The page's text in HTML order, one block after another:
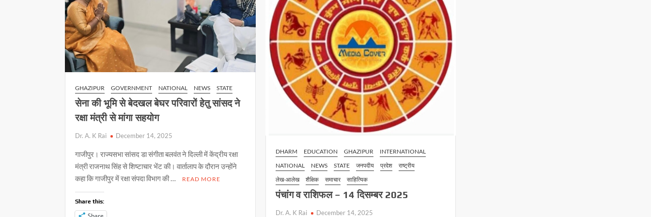
प्रतिभाग
GHAZIPUR GOVERNMENT NATIONAL NEWS STATE
सेना की भूमि से बेदखल बेघर परिवारों हेतु सांसद ने
रक्षा मंत्री से मांगा सहयोग
Dr. A. K Rai December 14, 2025
गाजीपुर। राज्यसभा सांसद डा संगीता बलवंत ने दिल्ली में केंद्रीय रक्षा
मंत्री राजनाथ सिंह से शिष्टाचार भेंट की। वार्तालाप के दौरान उन्होंने
कहा कि गाजीपुर में रक्षा संपदा विभाग की …
READ MORE
Share this:
DHARM EDUCATION GHAZIPUR
INTERNATIONAL
NATIONAL
NEWS STATE जनपदीय प्रदेश
राष्ट्रीय
लेख-आलेख
शैक्षिक समाचार साहित्यिक
पंचांग व राशिफल – 14 दिसम्बर 2025
Dr. A. K Rai December 14, 2025